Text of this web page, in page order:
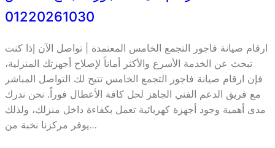
01220261030
ارقام صيانة فاجور التجمع الخامس المعتمدة | تواصل الآن إذا كنت
تبحث عن الخدمة الأسرع والأكثر أماناً لإصلاح أجهزتك المنزلية،
فإن ارقام صيانة فاجور التجمع الخامس تتيح لك التواصل المباشر
مع فريق الدعم الفني الجاهز لحل كافة الأعطال فوراً. نحن ندرك
مدى أهمية وجود أجهزة كهربائية تعمل بكفاءة داخل منزلك، ولذلك
يوفر مركزنا نخبة من…